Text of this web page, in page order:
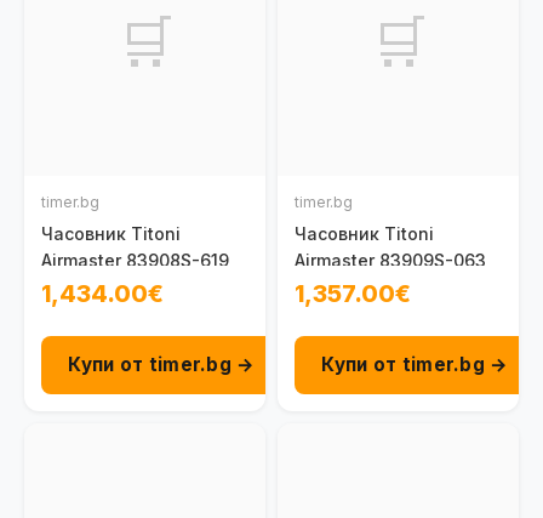
🛒
timer.bg
Часовник Titoni
Airmaster 83908S-619
1,434.00€
Купи от timer.bg →
🛒
timer.bg
Часовник Titoni
Airmaster 83909S-063
1,357.00€
Купи от timer.bg →